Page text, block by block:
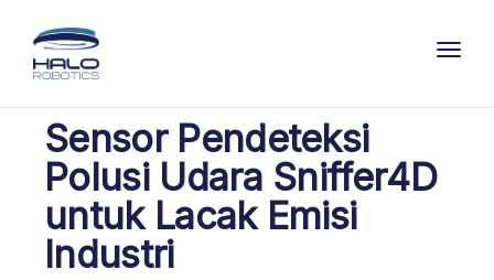
Sensor Pendeteksi
Polusi Udara Sniffer4D
untuk Lacak Emisi
Industri